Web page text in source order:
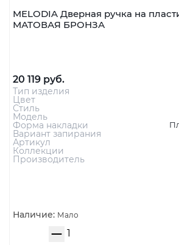
MELODIA Дверная ручка на
МАТОВАЯ БРОНЗА
20 119 руб.
Тип изделия
Цвет
Стиль
Модель
Форма накладки
Вариант запирания
Артикул
Коллекции
Производитель
Наличие: Мало